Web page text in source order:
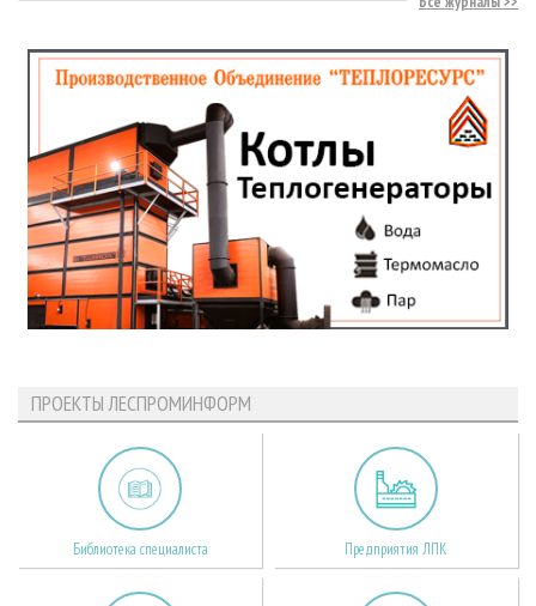
ПРОЕКТЫ ЛЕСПРОМИНФОРМ
Библиотека специалиста Предприятия ЛПК